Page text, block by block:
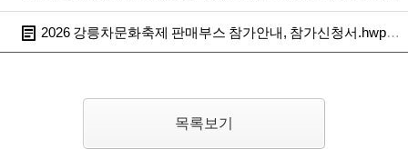
2026 강릉차문화축제 판매부스 참가안내, 참가신청서.hwp (
목록보기